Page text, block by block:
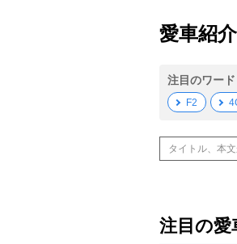
愛車紹介
注目のワード
F2
注目の愛